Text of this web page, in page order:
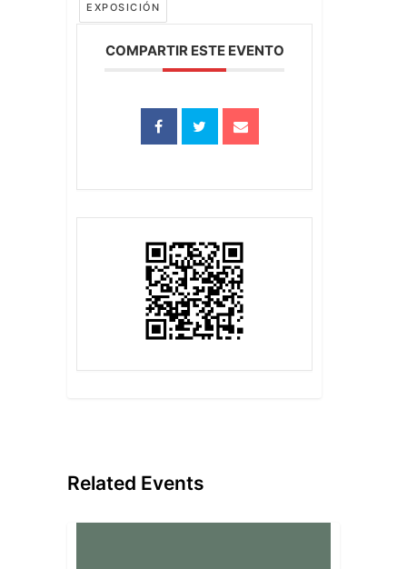
EXPOSICIÓN
COMPARTIR ESTE EVENTO
Related Events